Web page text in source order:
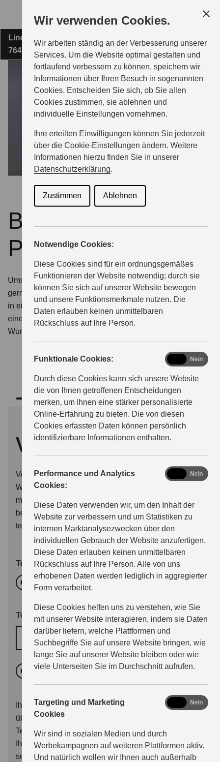
Wir verwenden Cookies.
Wir arbeiten ständig an der Verbesserung unserer
Services. Um die Website optimal gestalten und
fortlaufend verbessern zu können, speichern wir
Informationen über Ihren Besuch in sogenannten
Cookies. Entscheiden Sie sich, ob Sie allen
Cookies zustimmen, sie ablehnen und
individuelle Einstellungen vornehmen.
Ihre erteilten Einwilligungen können Sie jederzeit
über die Cookie-Einstellungen ändern. Weitere
Informationen hierzu finden Sie in unserer
Datenschutzerklärung.
Zustimmen Ablehnen
Notwendige Cookies:
Diese Cookies sind für ein ordnungsgemäßes
Funktionieren der Website notwendig; durch sie
können Sie sich auf unserer Website bewegen
und unsere Funktionsmerkmale nutzen. Die
Daten erlauben keinen unmittelbaren
Rückschluss auf Ihre Person.
Funktionale Cookies:
Durch diese Cookies kann sich unsere Website
die von Ihnen getroffenen Entscheidungen
merken, um Ihnen eine stärker personalisierte
Online-Erfahrung zu bieten. Die von diesen
Cookies erfassten Daten können persönlich
identifizierbare Informationen enthalten.
functional
Nein
Performance und Analytics
Cookies:
Diese Daten verwenden wir, um den Inhalt der
Website zur verbessern und um Statistiken zu
internen Marktanalysezwecken über den
individuellen Gebrauch der Website anzufertigen.
Diese Daten erlauben keinen unmittelbaren
Rückschluss auf Ihre Person. Alle von uns
erhobenen Daten werden lediglich in aggregierter
Form verarbeitet.
Diese Cookies helfen uns zu verstehen, wie Sie
mit unserer Website interagieren, indem sie Daten
darüber liefern, welche Plattformen und
Suchbegriffe Sie auf unsere Website bringen, wie
lange Sie auf unserer Website bleiben oder wie
viele Unterseiten Sie im Durchschnitt aufrufen.
analyticsNein
Targeting und Marketing
Cookies
Wir sind in sozialen Medien und durch
Werbekampagnen auf weiteren Plattformen aktiv.
Und natürlich wollen wir Ihnen auch außerhalb
marketing
Nein
Hauptinhalt
AUTO-HECKER
MODELLE
ZUBEHÖR
BERATUNG & KAUF
SERVICE
ÜBER UNS
Lindenstraße 29
76479 Steinmauern
Beratung und
Probefahrttermin
Umschauen, einsteigen, losfahren. Wir stellen Ihnen
gerne die Modelle von Suzuki aus nächster Nähe vor –
in einem persönlichen Beratungsgespräch oder bei
einer Probefahrt. Teilen Sie uns hierfür einfach Ihren
Wunschtermin mit.
Termin
vereinbaren
Verwenden Sie bitte dieses Formular, um uns Ihren
Wunschtermin für eine Beratung oder eine Probefahrt
mitzuteilen. Wir melden uns dann so bald wie möglich
bei Ihnen per E-Mail, oder wenn Sie wünschen auch
telefonisch.
Termingrund
Probefahrttermin
Terminwunsch *
Wunschtermin
Vormittags Nachmittags
Ihr Terminwunsch wird dem Händler mit Ihrer Anfrage
übermittelt. Sie erhalten im Anschluss entweder eine
Terminbestätigung, oder der Händler wird sich mit
Ihnen zwecks Terminalternativen in Verbindung
setzen.